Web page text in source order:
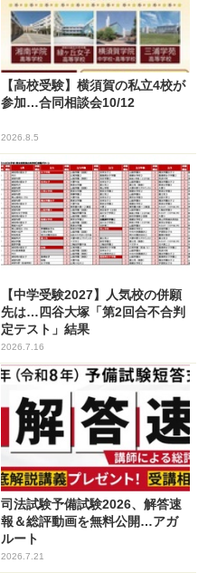
【高校受験】横須賀の私立4校が
参加…合同相談会10/12
2026.8.5
【中学受験2027】人気校の併願
先は…四谷大塚「第2回合不合判
定テスト」結果
2026.7.16
司法試験予備試験2026、解答速
報＆総評動画を無料公開…アガ
ルート
2026.7.21